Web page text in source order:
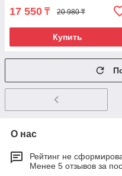
17 550 ₸ 20 980 ₸
Купить
О нас
Рейтинг не
Менее 5 отзывов за